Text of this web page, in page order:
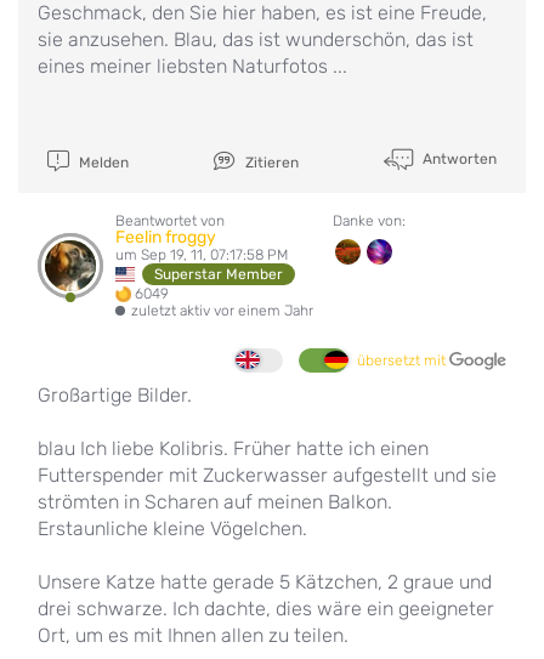
Geschmack, den Sie hier haben, es ist eine Freude,
sie anzusehen. Blau, das ist wunderschön, das ist
eines meiner liebsten Naturfotos ...
Melden Zitieren Antworten
Beantwortet von
Feelin froggy
um Sep 19, 11, 07:17:58 PM
Superstar Member
6049
zuletzt aktiv vor einem Jahr
Danke von:
übersetzt mit
Großartige Bilder.
blau Ich liebe Kolibris. Früher hatte ich einen
Futterspender mit Zuckerwasser aufgestellt und sie
strömten in Scharen auf meinen Balkon.
Erstaunliche kleine Vögelchen.
Unsere Katze hatte gerade 5 Kätzchen, 2 graue und
drei schwarze. Ich dachte, dies wäre ein geeigneter
Ort, um es mit Ihnen allen zu teilen.